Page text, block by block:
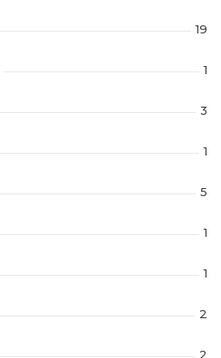
19
1
3
1
5
1
1
2
2